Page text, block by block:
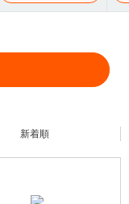
新着順